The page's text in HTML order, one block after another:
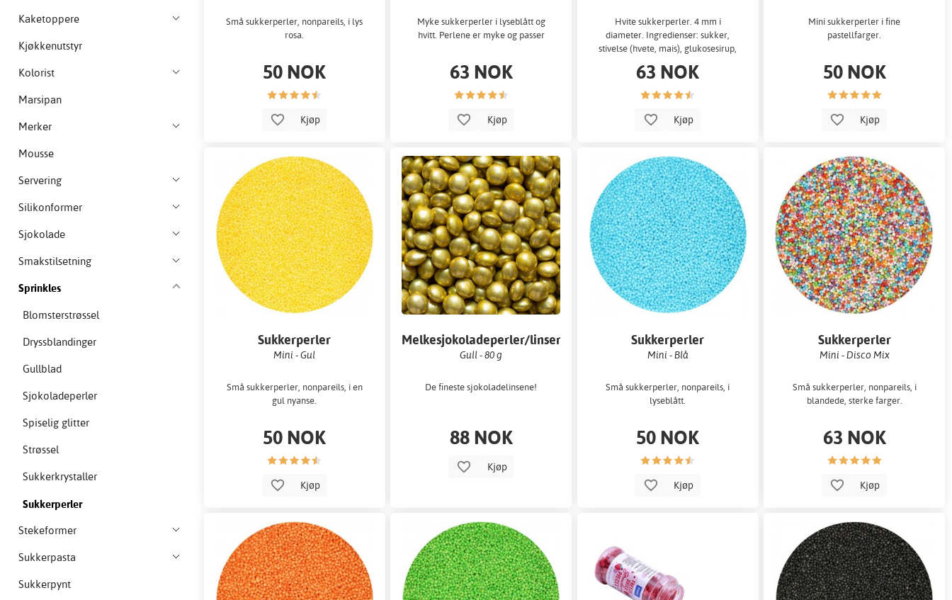
Kaketoppere
Kjøkkenutstyr
Kolorist
Marsipan
Merker
Mousse
Servering
Silikonformer
Sjokolade
Smakstilsetning
Sprinkles
Blomsterstrøssel
Dryssblandinger
Gullblad
Sjokoladeperler
Spiselig glitter
Strøssel
Sukkerkrystaller
Sukkerperler
Stekeformer
Sukkerpasta
Sukkerpynt
Små sukkerperler, nonpareils, i lys
rosa.
50 NOK
Kjøp
Myke sukkerperler i lyseblått og
hvitt. Perlene er myke og passer
63 NOK
Kjøp
Hvite sukkerperler. 4 mm i
diameter. Ingredienser: sukker,
stivelse (hvete, mais), glukosesirup,
63 NOK
Kjøp
Mini sukkerperler i fine
pastellfarger.
50 NOK
Kjøp
Sukkerperler
Mini - Gul
Små sukkerperler, nonpareils, i en
gul nyanse.
50 NOK
Kjøp
Melkesjokoladeperler/linser
Gull - 80 g
De fineste sjokoladelinsene!
88 NOK
Kjøp
Sukkerperler
Mini - Blå
Små sukkerperler, nonpareils, i
lyseblått.
50 NOK
Kjøp
Sukkerperler
Mini - Disco Mix
Små sukkerperler, nonpareils, i
blandede, sterke farger.
63 NOK
Kjøp